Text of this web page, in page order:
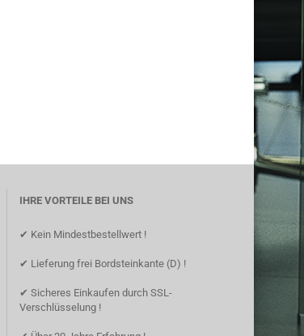
IHRE VORTEILE BEI UNS
✔ Kein Mindestbestellwert !
✔ Lieferung frei Bordsteinkante (D) !
✔ Sicheres Einkaufen durch SSL-
Verschlüsselung !